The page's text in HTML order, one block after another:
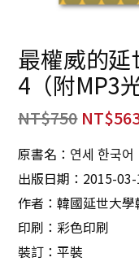
最權威的
4（附MP3
NT$750 NT$
原書名：연세 한국어
出版日期：2015-03-
作者：韓國延世大
印刷：彩色印刷
裝訂：平裝